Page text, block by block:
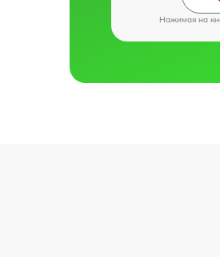
Нажимая на